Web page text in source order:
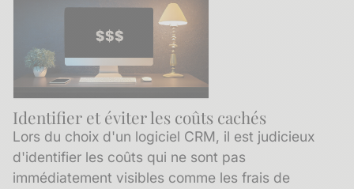
Identifier et éviter les coûts cachés
Lors du choix d'un logiciel CRM, il est judicieux
d'identifier les coûts qui ne sont pas
immédiatement visibles comme les frais de